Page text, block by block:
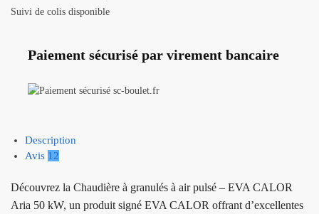
Suivi de colis disponible
Paiement sécurisé par virement bancaire
Description
Avis 12
Découvrez la Chaudière à granulés à air pulsé – EVA CALOR
Aria 50 kW, un produit signé EVA CALOR offrant d’excellentes